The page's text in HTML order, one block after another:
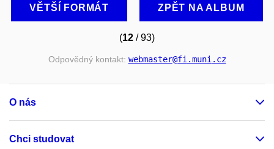
VĚTŠÍ FORMÁT ZPĚT NA ALBUM
(12 / 93)
Odpovědný kontakt: webmaster@fi.muni.cz
O nás
Chci studovat